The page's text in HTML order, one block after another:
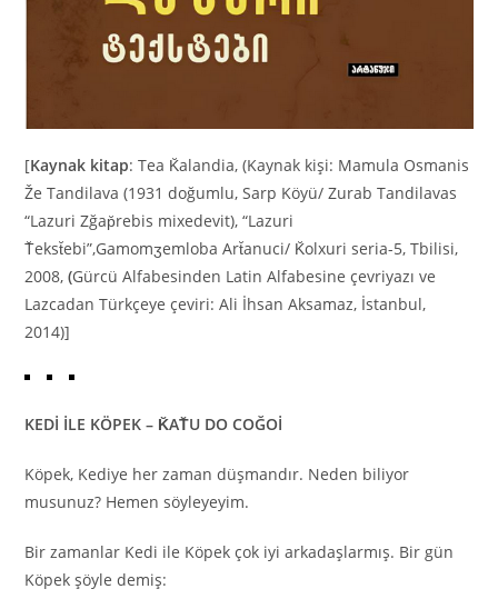
[Kaynak kitap: Tea K̆alandia, (Kaynak kişi: Mamula Osmanis
Že Tandilava (1931 doğumlu, Sarp Köyü/ Zurab Tandilavas
“Lazuri Zğap̆rebis mixedevit), “Lazuri
T̆ekst̆ebi”,Gamomʒemloba Art̆anuci/ K̆olxuri seria-5, Tbilisi,
2008, (Gürcü Alfabesinden Latin Alfabesine çevriyazı ve
Lazcadan Türkçeye çeviri: Ali İhsan Aksamaz, İstanbul,
2014)]
KEDİ İLE KÖPEK – K̆AT̆U DO COĞOİ
Köpek, Kediye her zaman düşmandır. Neden biliyor
musunuz? Hemen söyleyeyim.
Bir zamanlar Kedi ile Köpek çok iyi arkadaşlarmış. Bir gün
Köpek şöyle demiş: